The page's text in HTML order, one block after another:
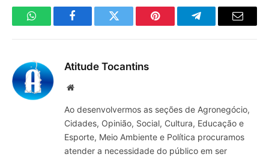
WhatsAppFacebookTwitter Pinterest TelegramaE-
Atitude Tocantins
Site
Ao desenvolvermos as seções de Agronegócio,
Cidades, Opinião, Social, Cultura, Educação e
Esporte, Meio Ambiente e Política procuramos
atender a necessidade do público em ser